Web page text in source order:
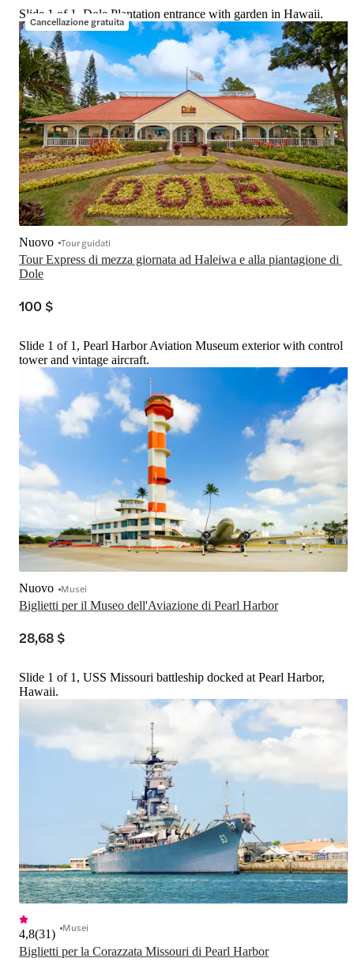
Cancellazione gratuita
Slide 1 of 1, Dole Plantation entrance with garden in Hawaii.
Tour Express di mezza giornata ad Haleiwa e alla piantagione di
Dole
Nuovo Tour guidati
100 $
Slide 1 of 1, Pearl Harbor Aviation Museum exterior with control
tower and vintage aircraft.
Biglietti per il Museo dell'Aviazione di Pearl Harbor
Nuovo Musei
28,68 $
Slide 1 of 1, USS Missouri battleship docked at Pearl Harbor,
Hawaii.
Biglietti per la Corazzata Missouri di Pearl Harbor
4,8(31) Musei